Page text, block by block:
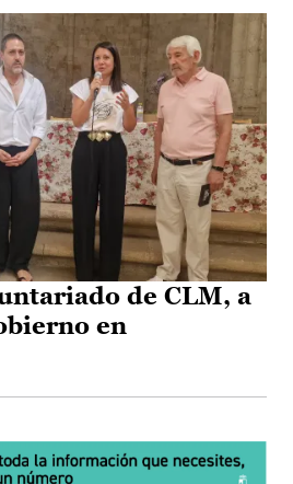
de CLM, a
en